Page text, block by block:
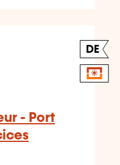
DE
- Port